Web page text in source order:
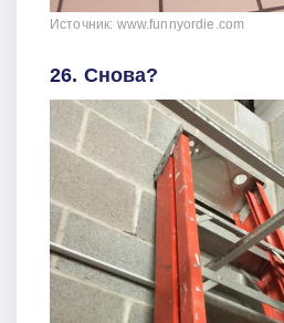
Источник: www.funnyordie.com
26. Снова?